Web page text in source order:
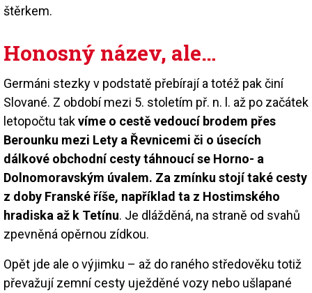
štěrkem.
Honosný název, ale…
Germáni stezky v podstatě přebírají a totéž pak činí
Slované. Z období mezi 5. stoletím př. n. l. až po začátek
letopočtu takvíme o cestě vedoucí brodem přes
Berounku mezi Lety a Řevnicemi či o úsecích
dálkové obchodní cesty táhnoucí se Horno- a
Dolnomoravským úvalem. Za zmínku stojí také cesty
z doby Franské říše, například ta z Hostimského
hradiska až k Tetínu. Je dlážděná, na straně od svahů
zpevněná opěrnou zídkou.
Opět jde ale o výjimku – až do raného středověku totiž
převažují zemní cesty uježděné vozy nebo ušlapané